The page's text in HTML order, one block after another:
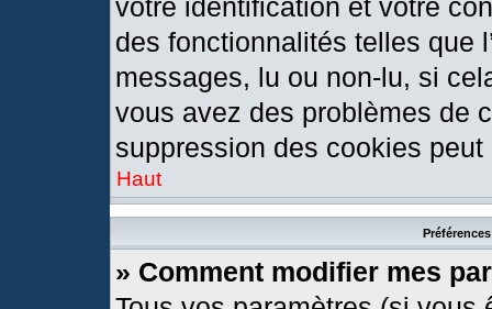
votre identification et votre
des fonctionnalités telles que
messages, lu ou non-lu, si
vous avez des problèmes de
suppression des cookies peut
Haut
» Comment modifier mes